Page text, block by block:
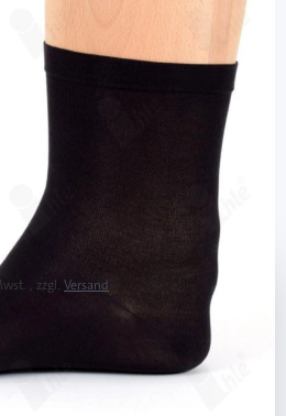
schwarz Gr. 43-46 -
Paar
, zzgl. Versand
9,49 €
(0,50 € Ersparnis pro Stk.)